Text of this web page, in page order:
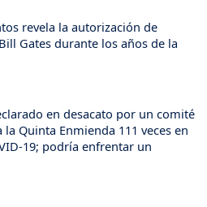
revela la autorización de
Gates durante los años de la
en desacato por un comité
Quinta Enmienda 111 veces en
19; podría enfrentar un